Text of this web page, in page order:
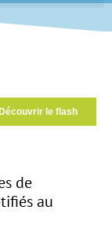
Découvrir le flash
de
au